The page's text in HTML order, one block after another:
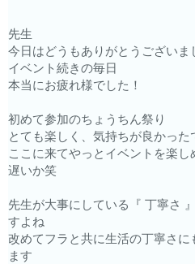
先生
今日はどうもありがとうございま
イベント続きの毎日
本当にお疲れ様でした！
初めて参加のちょうちん祭り
とても楽しく、気持ちが良かった
ここに来てやっとイベントを楽し
遅いか笑
先生が大事にしている『 丁寧さ
すよね
改めてフラと共に生活の丁寧さ
ます